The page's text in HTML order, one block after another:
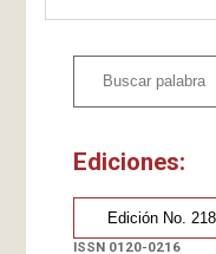
Ediciones:
ISSN 0120-0216